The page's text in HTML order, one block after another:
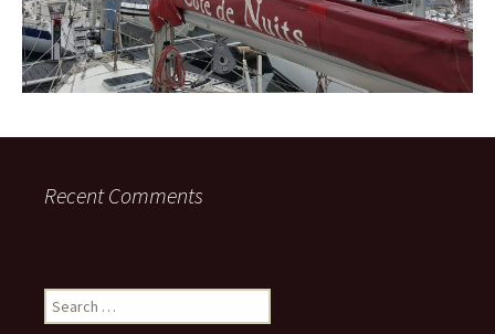
Recent Comments
Search
for: